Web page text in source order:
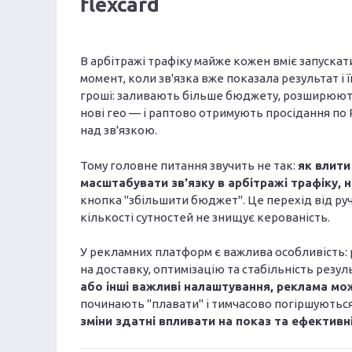
В арбітражі трафіку майже кожен вміє
момент, коли зв'язка вже показала результат і
гроші: заливають більше бюджету,
нові гео — і раптово отримують просідання по
над зв'язкою.
Тому головне питання звучить не так: як
масштабувати зв'язку в арбітражі
кнопка "збільшити бюджет". Це перехід від
кількості сутностей не знищує керованість.
У рекламних платформ є важлива особливість:
на доставку, оптимізацію та стабільність
або інші важливі налаштування, реклама
починають "плавати" і тимчасово
зміни здатні впливати на показ та